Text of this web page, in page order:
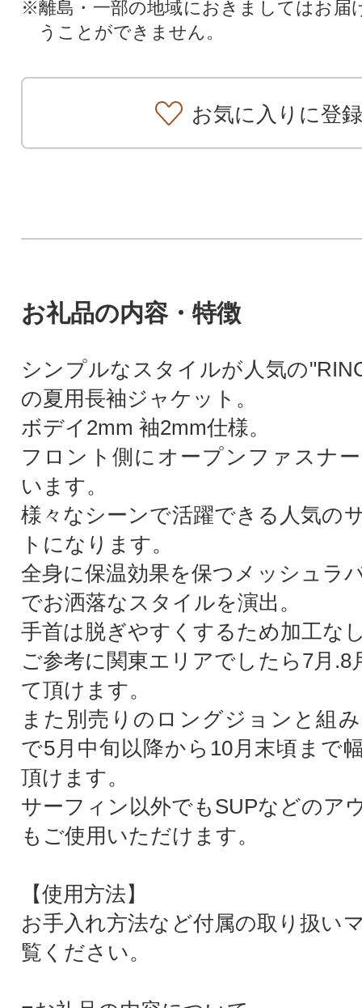
※離島・一部の地域におきましてはお届
うことができません。
お気に入りに登録
お礼品の内容・特徴
シンプルなスタイルが人気の
の夏用長袖ジャケット。
ボデイ2mm 袖2mm仕様。
フロント側にオープンファスナ
います。
様々なシーンで活躍できる人気の
トになります。
全身に保温効果を保つメッシュラ
でお洒落なスタイルを演出。
手首は脱ぎやすくするため加工な
ご参考に関東エリアでしたら7月.8
て頂けます。
また別売りのロングジョンと組
で5月中旬以降から10月末頃まで
頂けます。
サーフィン以外でもSUPなどのア
もご使用いただけます。
【使用方法】
お手入れ方法など付属の取り扱い
覧ください。